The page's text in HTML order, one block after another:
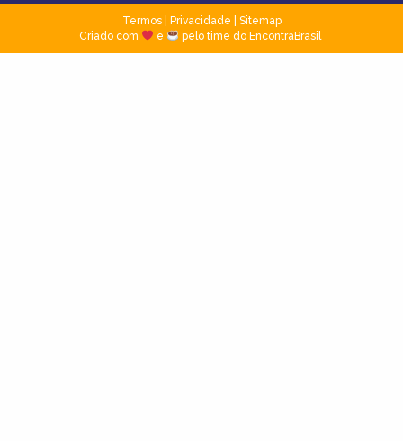
Termos| Privacidade
Sitemap
Criado com
e pelo time do EncontraBrasil